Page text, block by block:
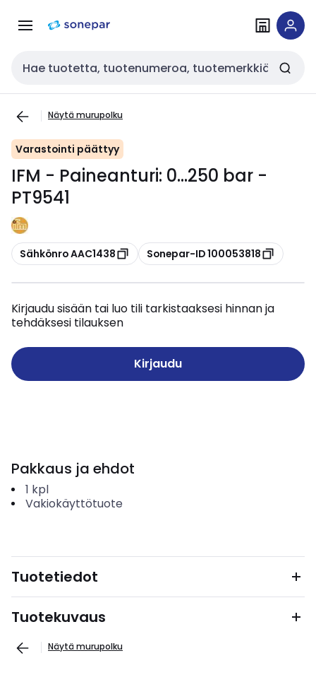
navigointiinsisältöön
Haku
Näytä murupolku
Varastointi päättyy
IFM - Paineanturi: 0...250 bar -
PT9541
Kopioi
Sähkönro AAC1438 Kopioi
Sonepar-ID 100053818
Kirjaudu sisään tai luo tili tarkistaaksesi hinnan ja
tehdäksesi tilauksen
Kirjaudu
Pakkaus ja ehdot
1 kpl
Vakiokäyttötuote
Tuotetiedot
Tuotekuvaus
Näytä murupolku